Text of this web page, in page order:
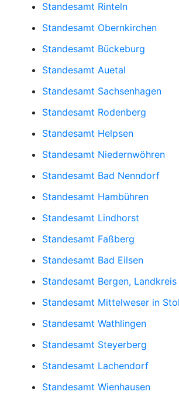
Standesamt Rinteln
Standesamt Obernkirchen
Standesamt Bückeburg
Standesamt Auetal
Standesamt Sachsenhagen
Standesamt Rodenberg
Standesamt Helpsen
Standesamt Niedernwöhren
Standesamt Bad Nenndorf
Standesamt Hambühren
Standesamt Lindhorst
Standesamt Faßberg
Standesamt Bad Eilsen
Standesamt Bergen,
Standesamt Mittelweser in
Standesamt Wathlingen
Standesamt Steyerberg
Standesamt Lachendorf
Standesamt Wienhausen